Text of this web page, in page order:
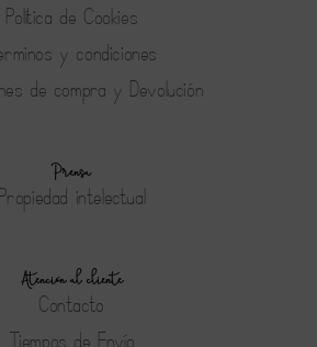
Política de Cookies
y condiciones
de compra y Devolución
Prensa
Propiedad intelectual
Atención al cliente
Contacto